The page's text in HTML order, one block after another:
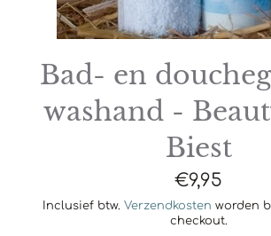
Bad- en
washand -
Biest
Normale
prijs
€9,95
Inclusief btw. Verzendkosten worden
checkout.